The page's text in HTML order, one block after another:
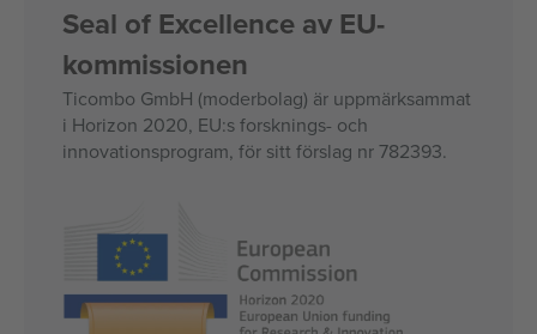
Seal of Excellence av EU-
kommissionen
Ticombo GmbH (moderbolag) är uppmärksammat
i Horizon 2020, EU:s forsknings- och
innovationsprogram, för sitt förslag nr 782393.